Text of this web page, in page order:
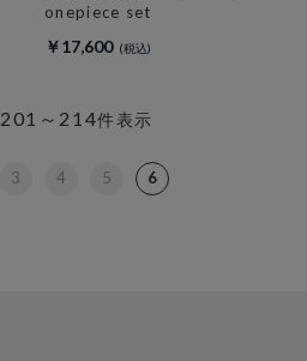
onepiece set
￥17,600
201～214件表示
3 4 5 6